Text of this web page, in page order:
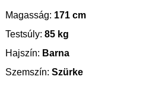
Magasság: 171 cm
Testsúly: 85 kg
Hajszín: Barna
Szemszín: Szürke